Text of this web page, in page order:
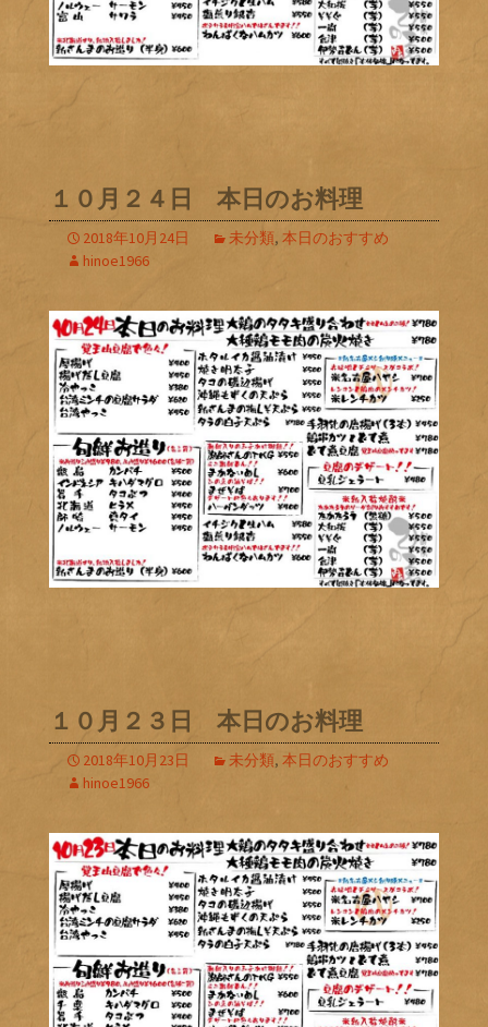
１０月２４日 本日のお料理
2018年10月24日 未分類, 本日のおすすめ
hinoe1966
１０月２３日 本日のお料理
2018年10月23日 未分類, 本日のおすすめ
hinoe1966